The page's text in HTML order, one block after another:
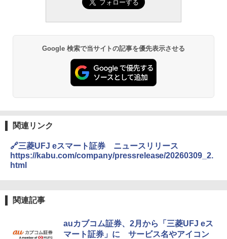
Google 検索で当サイトの記事を優先表示させる
関連リンク
🔗三菱UFJ eスマート証券 ニュースリリース
https://kabu.com/company/pressrelease/20260309_2.
html
関連記事
auカブコム証券、2月から「三菱UFJ eス
マート証券」に サービス名やアイコン